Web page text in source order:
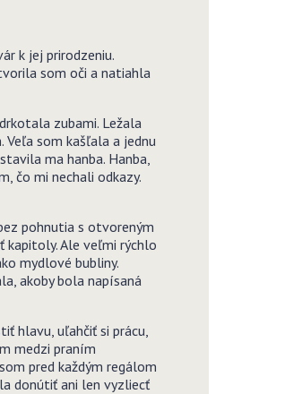
k jej prirodzeniu.
som oči a natiahla
zubami. Ležala
som kašľala a jednu
ma hanba. Hanba,
čo mi nechali odkazy.
pohnutia s otvoreným
kapitoly. Ale veľmi rýchlo
mydlové bubliny.
akoby bola napísaná
hlavu, uľahčiť si prácu,
medzi praním
pred každým regálom
donútiť ani len vyzliecť